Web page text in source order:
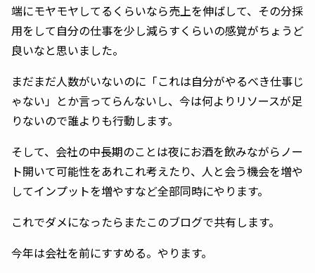
端にモヤモヤしてるくらいなら売上を伸ばして、その分採
用をして自分の仕事を少し減らすくらいの感覚がちょうど
良いなと思いました。
まだまだ人数がいないのに「これは自分がやるべき仕事じ
ゃない」とか言ってらんないし、今は何よりリソースが足
りないので誰よりも行動します。
そして、会社の中長期のことは夜にお酒を飲みながらノー
ト開いて可能性をあれこれ考えたり、人と会う機会を増や
してインプットを増やすなど全部同時にやります。
これでダメになったらまたこのブログで共有します。
今年は会社を前にすすめる。やります。